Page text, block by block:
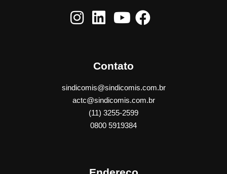
Contato
sindicomis@sindicomis.com.br
actc@sindicomis.com.br
(11) 3255-2599
0800 5919384